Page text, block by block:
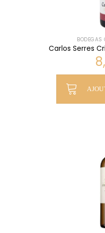
BODEGAS
Carlos Serres